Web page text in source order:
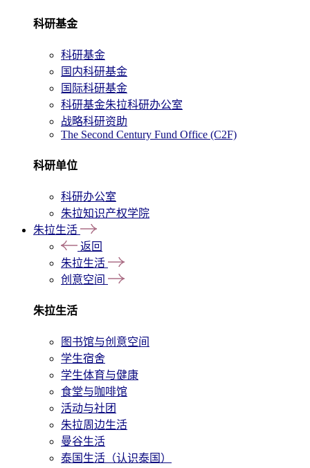
科研基金
科研基金
国内科研基金
国际科研基金
科研基金朱拉科研办公室
战略科研资助
The Second Century Fund Office (C2F)
科研单位
科研办公室
朱拉知识产权学院
朱拉生活
返回
朱拉生活
创意空间
朱拉生活
图书馆与创意空间
学生宿舍
学生体育与健康
食堂与咖啡馆
活动与社团
朱拉周边生活
曼谷生活
泰国生活（认识泰国）